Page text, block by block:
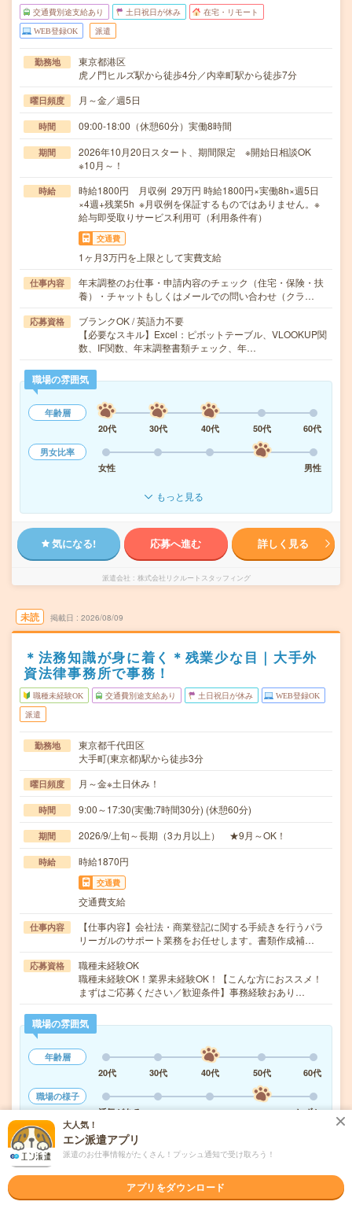
交通費別途支給あり 土日祝日が休み 在宅・リモート
WEB登録OK 派遣
勤務地
東京都港区
虎ノ門ヒルズ駅から徒歩4分／内幸町駅から徒歩7分
曜日頻度 月～金／週5日
時間 09:00-18:00（休憩60分）実働8時間
期間
2026年10月20日スタート、期間限定 ※開始日相談OK
※10月～！
時給
時給1800円 月収例 29万円 時給1800円×実働8h×週5日
×4週+残業5h ※月収例を保証するものではありません。※
給与即受取りサービス利用可（利用条件有）
交通費
1ヶ月3万円を上限として実費支給
仕事内容
年末調整のお仕事・申請内容のチェック（住宅・保険・扶
養）・チャットもしくはメールでの問い合わせ（クラ…
応募資格
ブランクOK / 英語力不要
【必要なスキル】Excel：ピボットテーブル、VLOOKUP関
数、IF関数、年末調整書類チェック、年…
職場の雰囲気
年齢層
20代
30代 40代 50代
60代
男女比率
女性
男性
もっと見る
気になる! 応募へ進む 詳しく見る
派遣会社 株式会社リクルートスタッフィング
未読 掲載日 2026/08/09
＊法務知識が身に着く＊残業少な目｜大手外
資法律事務所で事務！
職種未経験OK 交通費別途支給あり 土日祝日が休み WEB登録OK
派遣
勤務地
東京都千代田区
大手町(東京都)駅から徒歩3分
曜日頻度 月～金※土日休み！
時間 9:00～17:30(実働:7時間30分) (休憩60分)
期間 2026/9/上旬～長期（3カ月以上） ★9月～OK！
時給 時給1870円
交通費
交通費支給
仕事内容
【仕事内容】会社法・商業登記に関する手続きを行うパラ
リーガルのサポート業務をお任せします。書類作成補…
応募資格
職種未経験OK
職種未経験OK！業界未経験OK！【こんな方におススメ！
まずはご応募ください／歓迎条件】事務経験おあり…
職場の雰囲気
年齢層
20代
30代 40代 50代
60代
職場の様子
活気がある
しずか
派遣会社 アデコ株式会社
大人気！
エン派遣アプリ
派遣のお仕事情報がたくさん！プッシュ通知で受け取ろう！
アプリをダウンロード